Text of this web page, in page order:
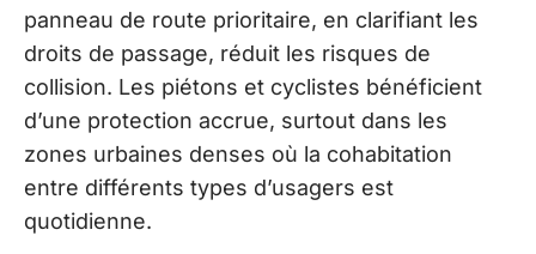
panneau de route prioritaire, en clarifiant les
droits de passage, réduit les risques de
collision. Les piétons et cyclistes bénéficient
d’une protection accrue, surtout dans les
zones urbaines denses où la cohabitation
entre différents types d’usagers est
quotidienne.